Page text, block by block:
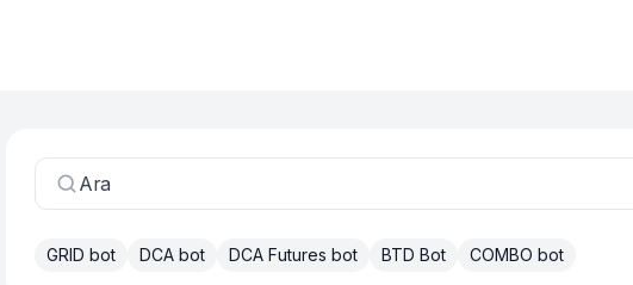
Ara
GRID bot DCA bot DCA Futures bot BTD Bot COMBO bot